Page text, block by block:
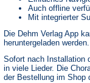
Auch offline
Mit integrierter
Die Dehm Verlag App
heruntergeladen werden.
Sofort nach Installation
in viele Lieder. Die
der Bestellung im Shop